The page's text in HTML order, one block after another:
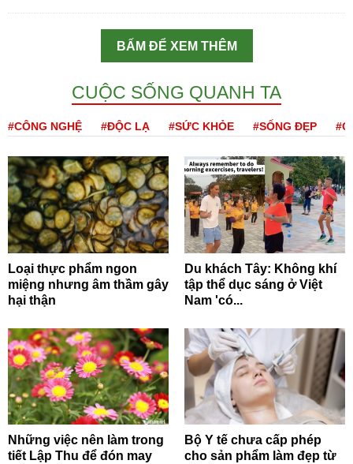
BẤM ĐỂ XEM THÊM
CUỘC SỐNG QUANH TA
#CÔNG NGHỆ #ĐỘC LẠ #SỨC KHỎE #SỐNG ĐẸP
Loại thực phẩm ngon
miệng nhưng âm thầm gây
hại thận
Du khách Tây: Không khí
tập thể dục sáng ở Việt
Nam 'có...
Những việc nên làm trong
tiết Lập Thu để đón may
Bộ Y tế chưa cấp phép
cho sản phẩm làm đẹp từ